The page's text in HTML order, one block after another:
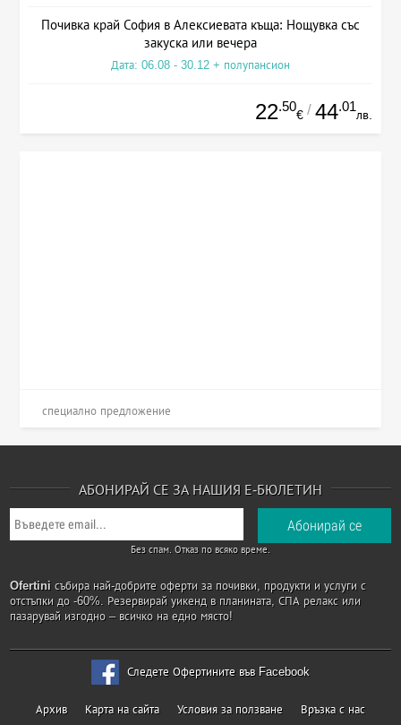
Почивка край София в Алексиевата къща: Нощувка със
закуска или вечера
Дата: 06.08 - 30.12 + полупансион
22.50
€ / 44.01
лв.
специално предложение
АБОНИРАЙ СЕ ЗА НАШИЯ Е-БЮЛЕТИН
Без спам. Отказ по всяко време.
Ofertini събира най-добрите оферти за почивки, продукти и услуги с
отстъпки до -60%. Резервирай уикенд в планината, СПА релакс или
пазарувай изгодно – всичко на едно място!
Следете Офертините във Facebook
Архив Карта на сайта Условия за ползване Връзка с нас